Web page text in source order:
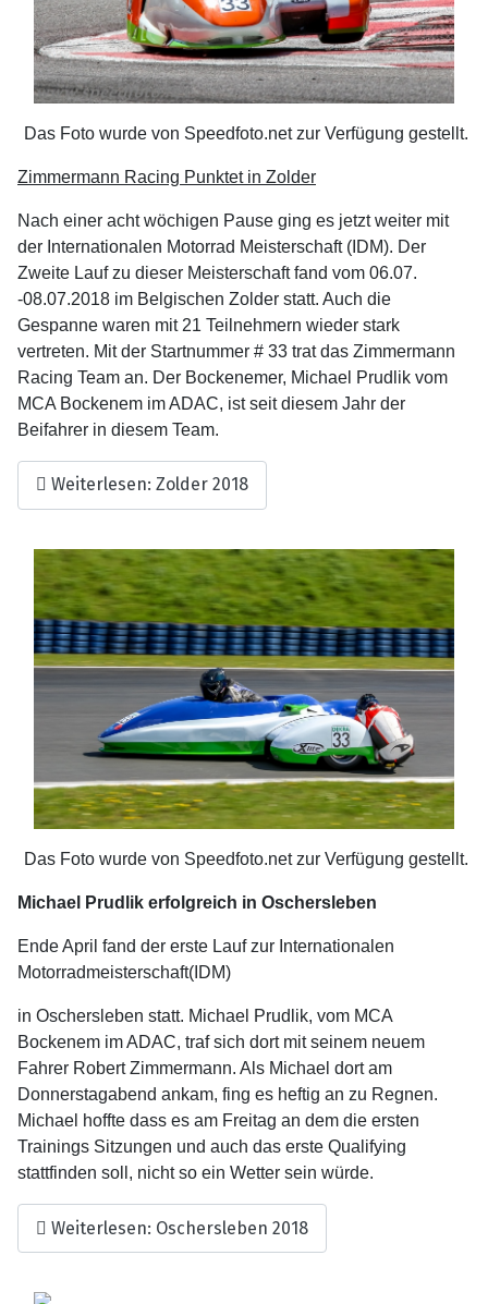
Das Foto wurde von Speedfoto.net zur Verfügung gestellt.
Zimmermann Racing Punktet in Zolder
Nach einer acht wöchigen Pause ging es jetzt weiter mit
der Internationalen Motorrad Meisterschaft (IDM). Der
Zweite Lauf zu dieser Meisterschaft fand vom 06.07.
-08.07.2018 im Belgischen Zolder statt. Auch die
Gespanne waren mit 21 Teilnehmern wieder stark
vertreten. Mit der Startnummer # 33 trat das Zimmermann
Racing Team an. Der Bockenemer, Michael Prudlik vom
MCA Bockenem im ADAC, ist seit diesem Jahr der
Beifahrer in diesem Team.
Weiterlesen: Zolder 2018
Das Foto wurde von Speedfoto.net zur Verfügung gestellt.
Michael Prudlik erfolgreich in Oschersleben
Ende April fand der erste Lauf zur Internationalen
Motorradmeisterschaft(IDM)
in Oschersleben statt. Michael Prudlik, vom MCA
Bockenem im ADAC, traf sich dort mit seinem neuem
Fahrer Robert Zimmermann. Als Michael dort am
Donnerstagabend ankam, fing es heftig an zu Regnen.
Michael hoffte dass es am Freitag an dem die ersten
Trainings Sitzungen und auch das erste Qualifying
stattfinden soll, nicht so ein Wetter sein würde.
Weiterlesen: Oschersleben 2018